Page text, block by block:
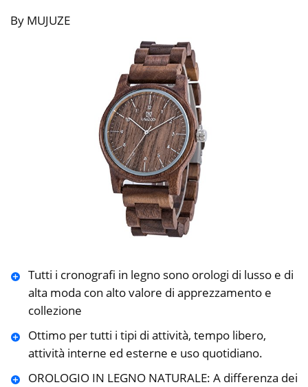
By MUJUZE
Tutti i cronografi in legno sono orologi di lusso e di
alta moda con alto valore di apprezzamento e
collezione
Ottimo per tutti i tipi di attività, tempo libero,
attività interne ed esterne e uso quotidiano.
OROLOGIO IN LEGNO NATURALE: A differenza dei